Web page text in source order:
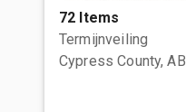
72 Items
Termijnveiling
Cypress County, AB